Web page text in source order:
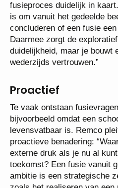
fusieproces duidelijk in
is om vanuit het gedeelde
concluderen of een fusie
Daarmee zorgt de
duidelijkheid, maar je bouwt
wederzijds vertrouwen.”
Proactief
Te vaak ontstaan
bijvoorbeeld omdat een
levensvatbaar is. Remco
proactieve benadering:
externe druk als je nu al
toekomst? Een fusie vanuit
ambitie is een strategische